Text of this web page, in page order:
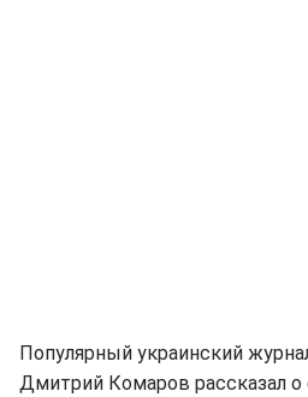
Популярный украинский
Дмитрий Комаров рассказал о